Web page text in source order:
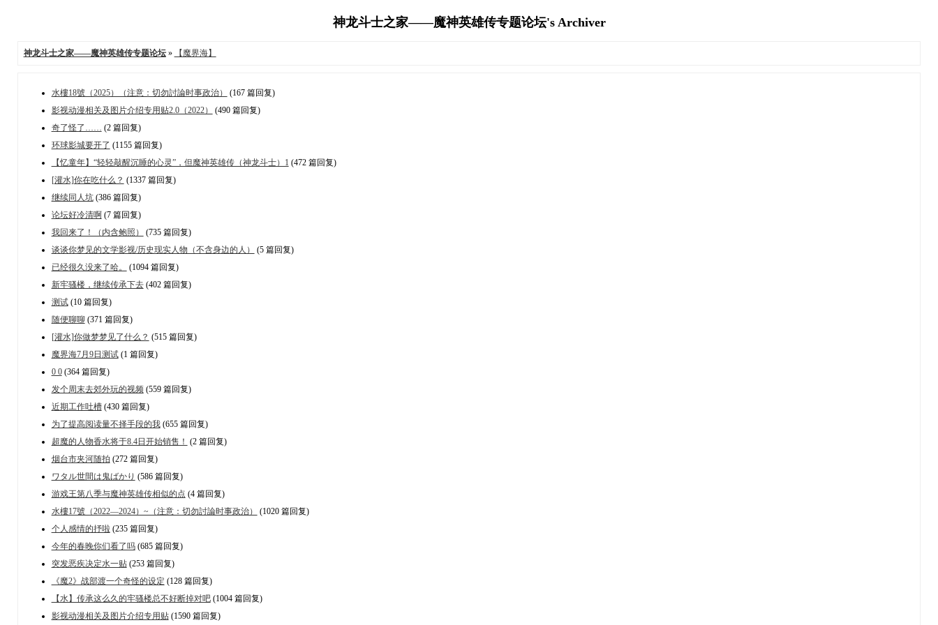
神龙斗士之家——魔神英雄传专题论坛's Archiver
神龙斗士之家——魔神英雄传专题论坛» 【魔界海】
水樓18號（2025）（注意：切勿討論时事政治）
(167 篇回复)
影视动漫相关及图片介绍专用贴2.0（2022）
(490 篇回复)
奇了怪了…… (2 篇回复)
环球影城要开了 (1155 篇回复)
【忆童年】“轻轻敲醒沉睡的心灵”，但魔神英雄传（神龙斗士）1 (472 篇回复)
[灌水]你在吃什么？ (1337 篇回复)
继续同人坑(386 篇回复)
论坛好冷清啊(7 篇回复)
我回来了！（内含鲍照）
(735 篇回复)
谈谈你梦见的文学影视/历史现实人物（不含身边的人）
(5 篇回复)
已经很久没来了哈。
(1094 篇回复)
新牢骚楼，继续传承下去(402 篇回复)
测试(10 篇回复)
随便聊聊(371 篇回复)
[灌水]你做梦梦见了什么？ (515 篇回复)
魔界海7月9日测试(1 篇回复)
0 0(364 篇回复)
发个周末去郊外玩的视频(559 篇回复)
近期工作吐槽(430 篇回复)
为了提高阅读量不择手段的我(655 篇回复)
超魔的人物香水将于8.4日开始销售！ (2 篇回复)
烟台市夹河随拍 (272 篇回复)
ワタル世間は鬼ばかり (586 篇回复)
游戏王第八季与魔神英雄传相似的点 (4 篇回复)
水樓17號（2022—2024）~（注意：切勿討論时事政治）
(1020 篇回复)
个人感情的抒啦(235 篇回复)
今年的春晚你们看了吗(685 篇回复)
突发恶疾决定水一贴(253 篇回复)
《魔2》战部渡一个奇怪的设定 (128 篇回复)
【水】传承这么久的牢骚楼总不好断掉对吧(1004 篇回复)
影视动漫相关及图片介绍专用贴(1590 篇回复)